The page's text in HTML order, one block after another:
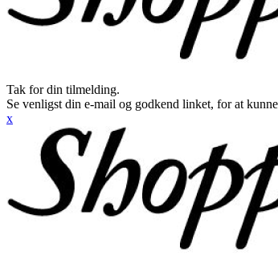
Tak for din tilmelding.
Se venligst din e-mail og godkend linket, for at
x